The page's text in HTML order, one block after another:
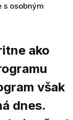
s osobným
ako
však
dnes.